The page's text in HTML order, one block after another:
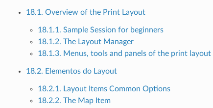
18.1. Overview of the Print Layout
18.1.1. Sample Session for beginners
18.1.2. The Layout Manager
18.1.3. Menus, tools and panels of the print layout
18.2. Elementos do Layout
18.2.1. Layout Items Common Options
18.2.2. The Map Item